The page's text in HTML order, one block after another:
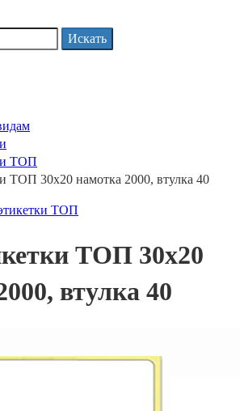
Искать
ТОП
ТОП 30х20 намотка 2000, втулка 40
ТОП
ТОП 30х20
втулка 40